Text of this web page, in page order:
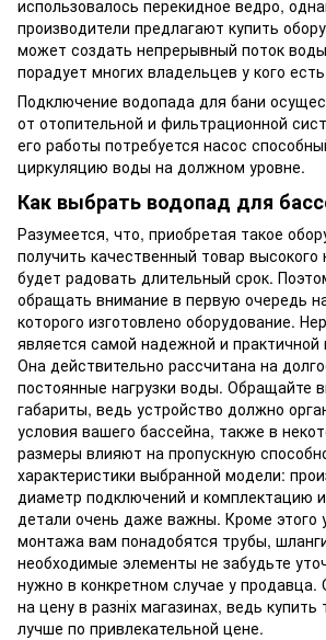
использовалось перекидное ведро,
производители предлагают купить
может создать непрерывный поток
порадует многих владельцев у кого
Подключение водопада для бани
от отопительной и фильтрационной
его работы потребуется насос
циркуляцию воды на должном уровне.
Как выбрать водопад для
Разумеется, что, приобретая такое
получить качественный товар высокого
будет радовать длительный срок.
обращать внимание в первую очередь
которого изготовлено оборудование.
является самой надежной и практичной
Она действительно рассчитана на
постоянные нагрузки воды. Обращайте
габариты, ведь устройство должно
условия вашего бассейна, также в
размеры влияют на пропускную
характеристики выбранной модели:
диаметр подключений и комплектацию
детали очень даже важны. Кроме этого
монтажа вам понадобятся трубы,
необходимые элементы не забудьте
нужно в конкретном случае у продавца.
на цену в разніх магазинах, ведь купить
лучше по привлекательной цене.